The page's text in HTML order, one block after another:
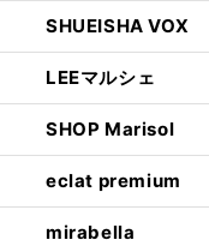
SHUEISHA VOX
LEEマルシェ
SHOP Marisol
eclat premium
mirabella